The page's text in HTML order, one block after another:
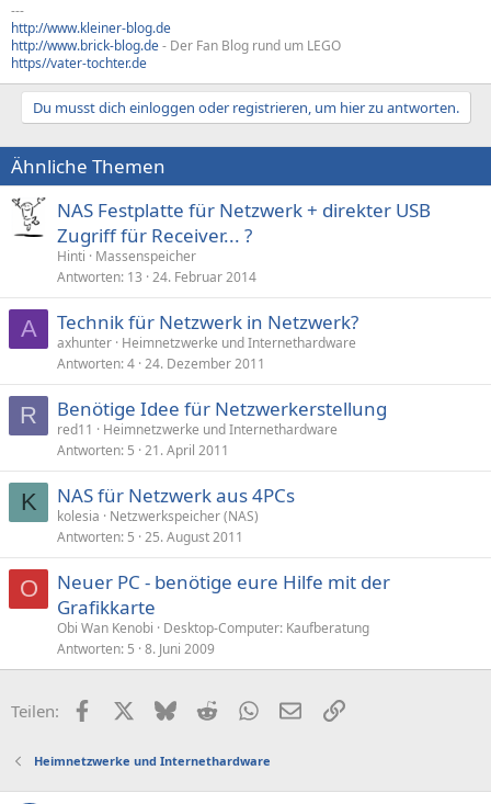
---
http://www.kleiner-blog.de
http://www.brick-blog.de- Der Fan Blog rund um LEGO
https//vater-tochter.de
Du musst dich einloggen oder registrieren, um hier zu antworten.
Ähnliche Themen
NAS Festplatte für Netzwerk + direkter USB
Zugriff für Receiver... ?
Hinti
Massenspeicher
Antworten 13 24. Februar 2014
A Technik für Netzwerk in Netzwerk?
axhunter Heimnetzwerke und Internethardware
Antworten 4 24. Dezember 2011
R Benötige Idee für Netzwerkerstellung
red11
Heimnetzwerke und Internethardware
Antworten 5 21. April 2011
K NAS für Netzwerk aus 4PCs
kolesia
Netzwerkspeicher (NAS)
Antworten 5 25. August 2011
O
Neuer PC - benötige eure Hilfe mit der
Grafikkarte
Obi Wan Kenobi
Desktop-Computer: Kaufberatung
Antworten 5 8. Juni 2009
Teilen: FacebookX (Twitter)
BlueskyRedditWhatsApp
E-MailLink
Heimnetzwerke und Internethardware